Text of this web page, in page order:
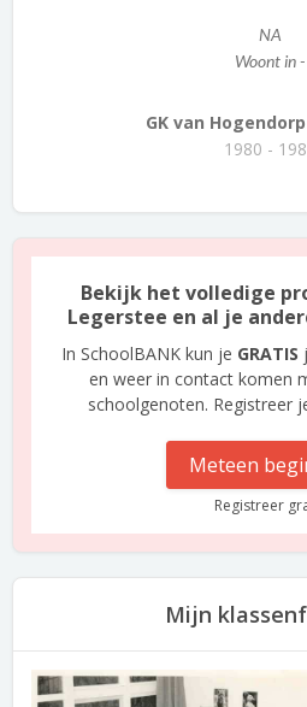
NA
Woont in -
GK van Hogendorp
1980 -
Bekijk het volledige
Legerstee en al je
In SchoolBANK kun je GRATIS
en weer in contact komen
schoolgenoten. Registreer
Meteen
Registreer
Mijn